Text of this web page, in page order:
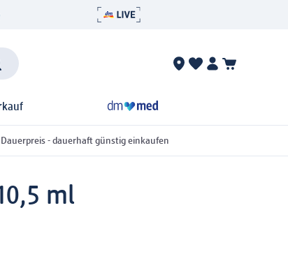
Dauerpreis - dauerhaft günstig einkaufen
ml